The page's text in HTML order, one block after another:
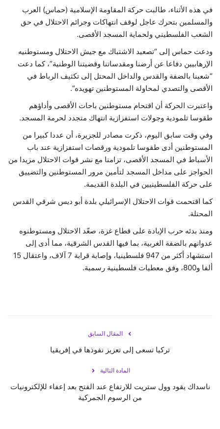
في هذه الأثناء، طالبت حركة المقاومة الإسلامية (حماس) العرب
والمسلمين بتحرك عاجل لوقف انتهاكات وجرائم الاحتلال في حق
الشعب الفلسطيني ولحماية المسجد الأقصى.
ودعت حماس إلى “تصعيد الاشتباك مع جيش الاحتلال ومستوطنيه
الإرهابيين دفاعا عن أرضنا ومقدساتنا وقضيتنا الوطنية”، كما دعت
“شعبنا بالضفة والقدس والداخل المحتل إلى تكثيف الرباط في
الأقصى والتصدي لمحاولة المستوطنين تهويده”.
واعتبرت الحركة أن اقتحام مستوطنين باحات الأقصى وأداؤهم
طقوسا تلمودية وجولات استفزازية انتهاك متجدد لحرمة المسجد.
وفي وقت سابق اليوم، ذكرت مصادر للجزيرة، أن عددا كبيرا من
المستوطنين أدى طقوسا تلمودية ورقصات استفزازية عند باب
الأسباط في المسجد الأقصى، تزامنا مع نشر قوات الاحتلال مزيدا من
الحواجز على مداخل المسجد لتأمين مرور المستوطنين والتضييق
على حركة الفلسطينيين في البلدة القديمة.
كما اقتحمت قوات الاحتلال الإسرائيلي بلدة أبو ديس شرقي القدس
المحتلة.
ومنذ بدئه حرب الإبادة على قطاع غزة، صعّد الاحتلال ومستوطنوه
عدوانهم بالضفة الغربية، بما فيها القدس الشرقية، مما أدى إلى
استشهاد أكثر من 947 فلسطينيا، وإصابة قرابة 7 آلاف، واعتقال 15
ألفا و800، وفق معطيات فلسطينية رسمية.
المقال السابق
تركيا تسعى إلى تعزيز نفوذها في إفريقيا
المادة التالية
ناسداك يقود وول ستريت للارتفاع عند الفتح بعد إعفاء للإلكترونيات
من الرسوم الجمركية